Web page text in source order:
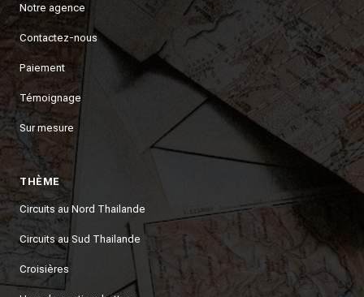
Notre agence
Contactez-nous
Paiement
Témoignage
Sur mesure
THÈME
Circuits au Nord Thailande
Circuits au Sud Thailande
Croisières